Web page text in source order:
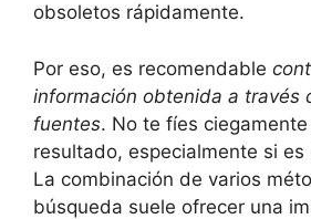
obsoletos rápidamente.
Por eso, es recomendable
información obtenida a través
fuentes. No te fíes
resultado, especialmente si
La combinación de varios
búsqueda suele ofrecer una